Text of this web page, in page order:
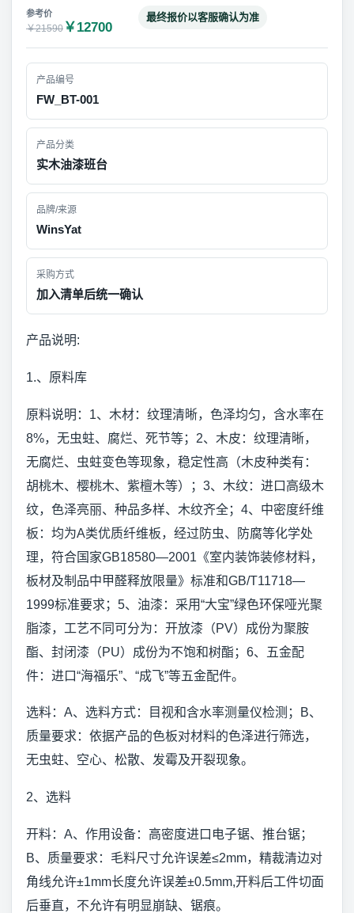
￥21590 ￥12700
最终报价以客服确认为准
产品编号
FW_BT-001
产品分类
实木油漆班台
品牌/来源
WinsYat
采购方式
加入清单后统一确认
产品说明:
1.、原料库
原料说明：1、木材：纹理清晰，色泽均匀，含水率在
8%，无虫蛀、腐烂、死节等；2、木皮：纹理清晰，
无腐烂、虫蛀变色等现象，稳定性高（木皮种类有：
胡桃木、樱桃木、紫檀木等）；3、木纹：进口高级木
纹，色泽亮丽、种品多样、木纹齐全；4、中密度纤维
板：均为A类优质纤维板，经过防虫、防腐等化学处
理，符合国家GB18580—2001《室内装饰装修材料，
板材及制品中甲醛释放限量》标准和GB/T11718—
1999标准要求；5、油漆：采用“大宝”绿色环保哑光聚
脂漆，工艺不同可分为：开放漆（PV）成份为聚胺
酯、封闭漆（PU）成份为不饱和树酯；6、五金配
件：进口“海福乐”、“成飞”等五金配件。
选料：A、选料方式：目视和含水率测量仪检测；B、
质量要求：依据产品的色板对材料的色泽进行筛选，
无虫蛀、空心、松散、发霉及开裂现象。
2、选料
开料：A、作用设备：高密度进口电子锯、推台锯；
B、质量要求：毛料尺寸允许误差≤2mm，精裁清边对
角线允许±1mm长度允许误差±0.5mm,开料后工件切面
后垂直，不允许有明显崩缺、锯痕。